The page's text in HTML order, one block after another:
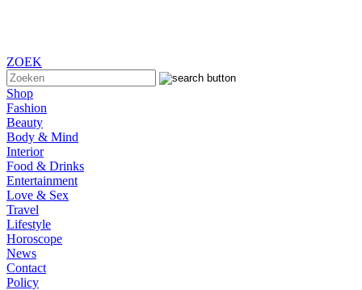
ZOEK
Shop
Fashion
Beauty
Body & Mind
Interior
Food & Drinks
Entertainment
Love & Sex
Travel
Lifestyle
Horoscope
News
Contact
Policy